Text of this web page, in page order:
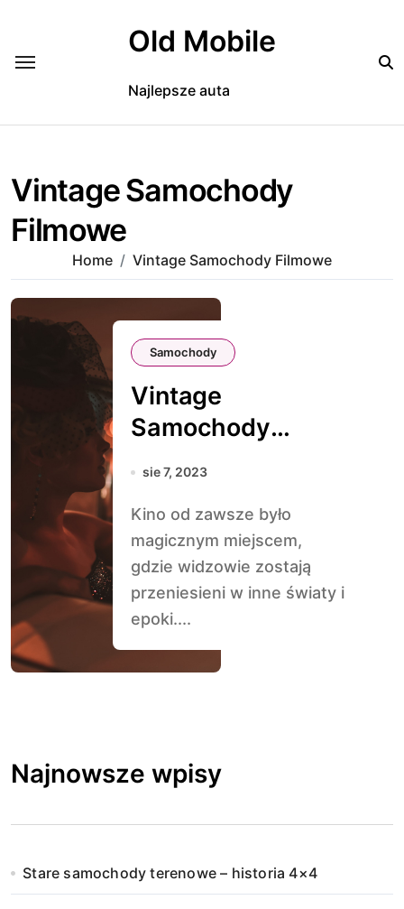
Old Mobile
Najlepsze auta
Vintage Samochody
Filmowe
Home Vintage Samochody Filmowe
Samochody
Vintage
Samochody
Filmowe:
Pamiętne Pojazdy
z Ekranu
Kinowego
sie 7, 2023
Kino od zawsze było
magicznym miejscem,
gdzie widzowie zostają
przeniesieni w inne światy i
epoki....
Najnowsze wpisy
Stare samochody terenowe – historia 4×4